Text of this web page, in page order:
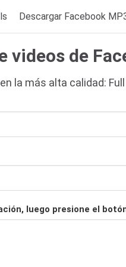
Descargar Facebook
videos de
la más alta calidad: Full
luego presione el